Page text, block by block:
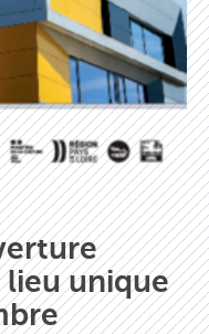
unique